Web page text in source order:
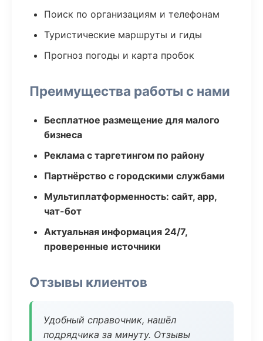
Поиск по организациям и телефонам
Туристические маршруты и гиды
Прогноз погоды и карта пробок
Преимущества работы с нами
Бесплатное размещение для малого
бизнеса
Реклама с таргетингом по району
Партнёрство с городскими службами
Мультиплатформенность: сайт, app,
чат-бот
Актуальная информация 24/7,
проверенные источники
Отзывы клиентов
Удобный справочник, нашёл
подрядчика за минуту. Отзывы